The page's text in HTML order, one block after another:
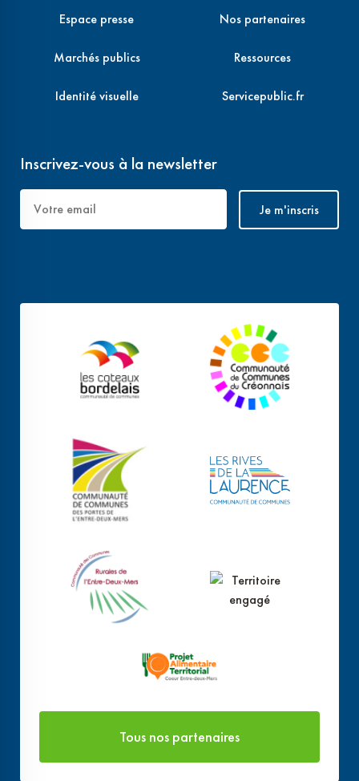
Espace presse
Marchés publics
Identité visuelle
Nos partenaires
Ressources
Servicepublic.fr
Inscrivez-vous à la newsletter
Tous nos partenaires